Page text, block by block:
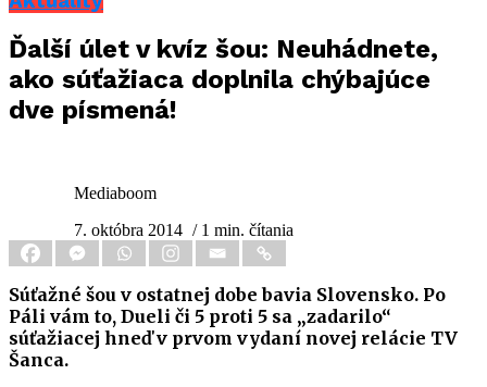
Ďalší úlet v kvíz šou: Neuhádnete,
ako súťažiaca doplnila chýbajúce
dve písmená!
Mediaboom
7. októbra 2014 / 1 min. čítania
Súťažné šou v ostatnej dobe bavia Slovensko. Po
Páli vám to, Dueli či 5 proti 5 sa „zadarilo“
súťažiacej hneď v prvom vydaní novej relácie TV
Šanca.